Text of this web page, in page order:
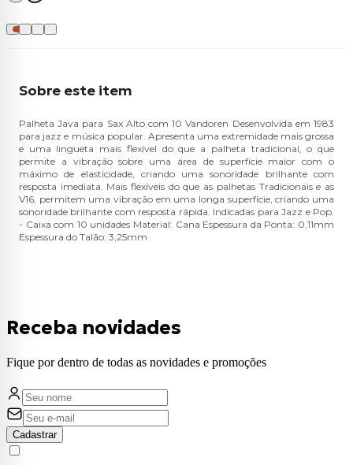
Sobre este item
Palheta Java para Sax Alto com 10 Vandoren Desenvolvida em 1983
para jazz e música popular. Apresenta uma extremidade mais grossa
e uma lingueta mais flexível do que a palheta tradicional, o que
permite a vibração sobre uma área de superfície maior com o
máximo de elasticidade, criando uma sonoridade brilhante com
resposta imediata. Mais flexíveis do que as palhetas Tradicionais e as
V16, permitem uma vibração em uma longa superfície, criando uma
sonoridade brilhante com resposta rápida. Indicadas para Jazz e Pop.
- Caixa com 10 unidades Material: Cana Espessura da Ponta: 0,11mm
Espessura do Talão: 3,25mm
Receba novidades
Fique por dentro de todas as novidades e promoções
Cadastrar